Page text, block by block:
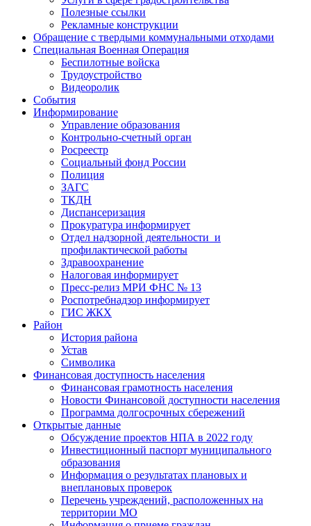
Полезные ссылки
Рекламные конструкции
Обращение с твердыми коммунальными отходами
Специальная Военная Операция
Беспилотные войска
Трудоустройство
Видеоролик
События
Информирование
Управление образования
Контрольно-счетный орган
Росреестр
Социальный фонд России
Полиция
ЗАГС
ТКДН
Диспансеризация
Прокуратура информирует
Отдел надзорной деятельности и
профилактической работы
Здравоохранение
Налоговая информирует
Пресс-релиз МРИ ФНС № 13
Роспотребнадзор информирует
ГИС ЖКХ
Район
История района
Устав
Символика
Финансовая доступность населения
Финансовая грамотность населения
Новости Финансовой доступности населения
Программа долгосрочных сбережений
Открытые данные
Обсуждение проектов НПА в 2022 году
Инвестиционный паспорт муниципального
образования
Информация о результатах плановых и
внеплановых проверок
Перечень учреждений, расположенных на
территории МО